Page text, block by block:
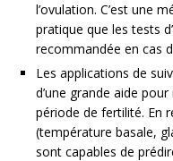
l’ovulation. C’est une
pratique que les tests
recommandée en cas
Les applications de
d’une grande aide
période de fertilité. En
(température basale,
sont capables de